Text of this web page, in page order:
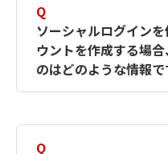
す。詳しい作成方
何ですか？Canon
ださい。
Q
ソーシャルログイン
ウントを作成する場
のはどのような情報で
Q